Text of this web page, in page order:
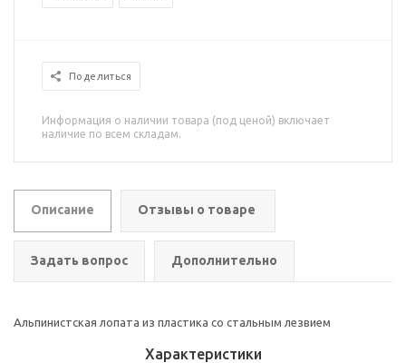
Поделиться
Информация о наличии товара (под ценой) включает
наличие по всем складам.
Описание Отзывы о товаре
Задать вопрос Дополнительно
Альпинистская лопата из пластика со стальным лезвием
Характеристики